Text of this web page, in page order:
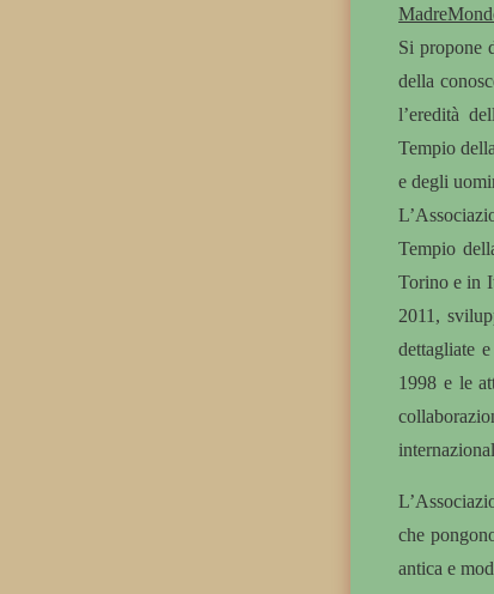
Si propone
della
l’eredità
Tempio
e degli
Tempio
Torino e in
2011,
dettagliate
1998 e le
che
antica e